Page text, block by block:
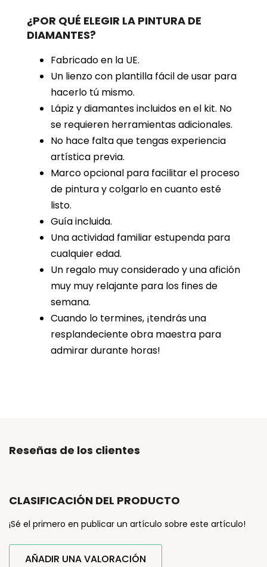
¿POR QUÉ ELEGIR LA PINTURA DE
DIAMANTES?
Fabricado en la UE.
Un lienzo con plantilla fácil de usar para
hacerlo tú mismo.
Lápiz y diamantes incluidos en el kit. No
se requieren herramientas adicionales.
No hace falta que tengas experiencia
artística previa.
Marco opcional para facilitar el proceso
de pintura y colgarlo en cuanto esté
listo.
Guía incluida.
Una actividad familiar estupenda para
cualquier edad.
Un regalo muy considerado y una afición
muy muy relajante para los fines de
semana.
Cuando lo termines, ¡tendrás una
resplandeciente obra maestra para
admirar durante horas!
Reseñas de los clientes
CLASIFICACIÓN DEL PRODUCTO
¡Sé el primero en publicar un artículo sobre este artículo!
AÑADIR UNA VALORACIÓN